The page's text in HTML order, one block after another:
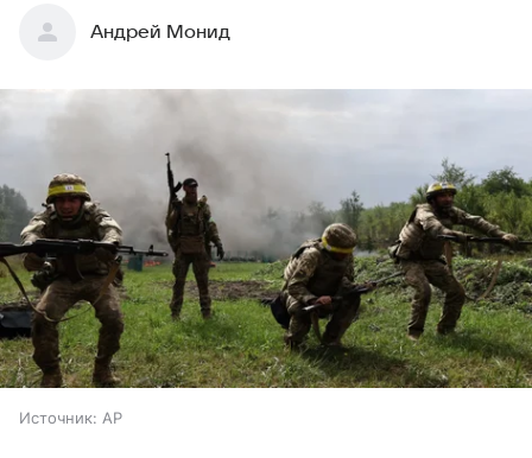
Андрей Монид
Источник: AP